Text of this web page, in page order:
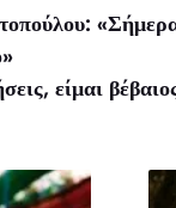
«Σήμερα,
είμαι